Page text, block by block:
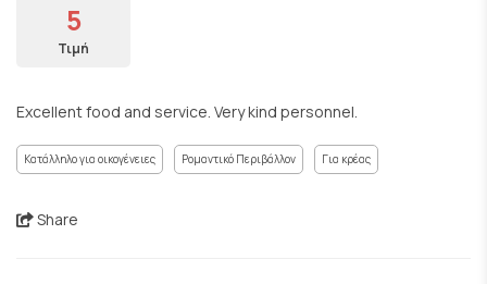
5
Τιμή
Excellent food and service. Very kind personnel.
Κατάλληλο για οικογένειες Ρομαντικό Περιβάλλον Για κρέας
Share